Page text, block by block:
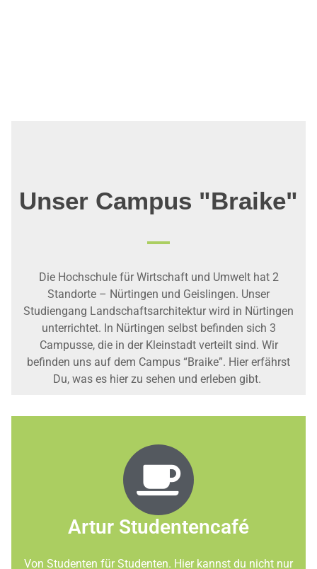
Unser Campus "Braike"
Die Hochschule für Wirtschaft und Umwelt hat 2
Standorte – Nürtingen und Geislingen. Unser
Studiengang Landschaftsarchitektur wird in Nürtingen
unterrichtet. In Nürtingen selbst befinden sich 3
Campusse, die in der Kleinstadt verteilt sind. Wir
befinden uns auf dem Campus “Braike”. Hier erfährst
Du, was es hier zu sehen und erleben gibt.
Artur Studentencafé
Von Studenten für Studenten. Hier kannst du nicht nur